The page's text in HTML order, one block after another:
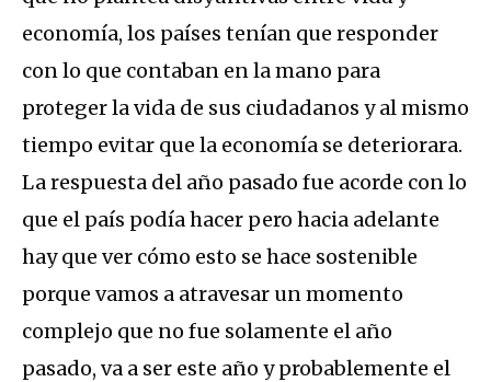
economía, los países tenían que responder
con lo que contaban en la mano para
proteger la vida de sus ciudadanos y al mismo
tiempo evitar que la economía se deteriorara.
La respuesta del año pasado fue acorde con lo
que el país podía hacer pero hacia adelante
hay que ver cómo esto se hace sostenible
porque vamos a atravesar un momento
complejo que no fue solamente el año
pasado, va a ser este año y probablemente el